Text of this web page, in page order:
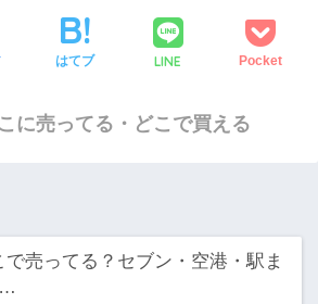
はてブ LINE Pocket
に売ってる・どこで買える
売ってる？セブン・空港・駅ま